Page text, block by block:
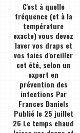
C'est à quelle
fréquence (et à la
température
exacte) vous devez
laver vos draps et
vos taies d'oreiller
cet été, selon un
expert en
prévention des
infections Par
Frances Daniels
Publié le 25 juillet
26 Le temps chaud